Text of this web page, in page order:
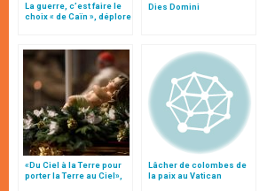
La guerre, c’est faire le
choix « de Caïn », déplore
Dies Domini
«Du Ciel à la Terre pour
porter la Terre au Ciel»,
Lâcher de colombes de
la paix au Vatican